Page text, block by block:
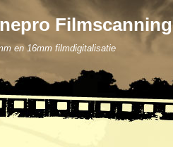
Filmscanning
en 16mm filmdigitalisatie